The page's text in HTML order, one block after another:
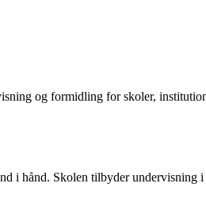
og formidling for skoler,
i hånd. Skolen tilbyder